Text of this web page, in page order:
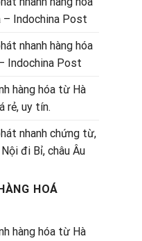
– Indochina Post
nhanh hàng hóa
Indochina Post
hàng hóa từ Hà
rẻ, uy tín.
nhanh chứng từ,
đi Bỉ, châu Âu
HOÁ
hàng hóa từ Hà